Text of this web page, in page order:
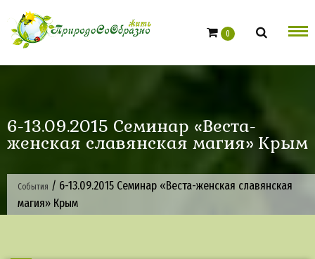
content
0
6-13.09.2015 Семинар «Веста-
женская славянская магия» Крым
События / 6-13.09.2015 Семинар «Веста-женская славянская
магия» Крым